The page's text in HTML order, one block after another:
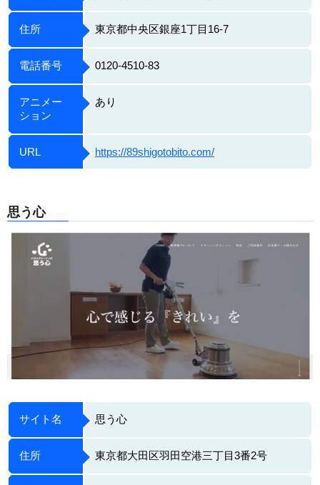
住所 東京都中央区銀座1丁目16-7
電話番号 0120-4510-83
アニメー
ション
あり
URL https://89shigotobito.com/
思う心
サイト名 思う心
住所 東京都大田区羽田空港三丁目3番2号